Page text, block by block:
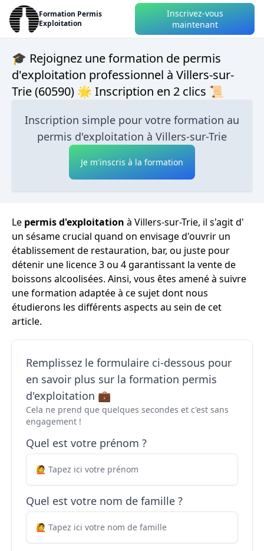
Formation Permis
Exploitation
Inscrivez-vous
maintenant
🎓 Rejoignez une formation de permis
d'exploitation professionnel à Villers-sur-
Trie (60590) 🌟 Inscription en 2 clics 📜
Inscription simple pour votre formation au
permis d'exploitation à Villers-sur-Trie
Je m'inscris à la formation
Le permis d'exploitation à Villers-sur-Trie, il s'agit d'
un sésame crucial quand on envisage d'ouvrir un
établissement de restauration, bar, ou juste pour
détenir une licence 3 ou 4 garantissant la vente de
boissons alcoolisées. Ainsi, vous êtes amené à suivre
une formation adaptée à ce sujet dont nous
étudierons les différents aspects au sein de cet
article.
Remplissez le formulaire ci-dessous pour
en savoir plus sur la formation permis
d'exploitation 💼
Cela ne prend que quelques secondes et c'est sans
engagement !
Quel est votre prénom ?
Quel est votre nom de famille ?